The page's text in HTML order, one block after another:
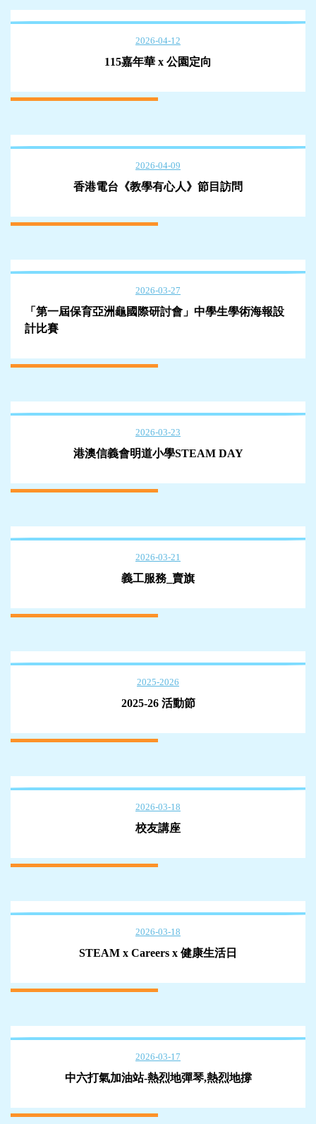
2026-04-12
115嘉年華 x 公園定向
2026-04-09
香港電台《教學有心人》節目訪問
2026-03-27
「第一屆保育亞洲龜國際研討會」中學生學術海報設
計比賽
2026-03-23
港澳信義會明道小學STEAM DAY
2026-03-21
義工服務_賣旗
2025-2026
2025-26 活動節
2026-03-18
校友講座
2026-03-18
STEAM x Careers x 健康生活日
2026-03-17
中六打氣加油站-熱烈地彈琴,熱烈地撐